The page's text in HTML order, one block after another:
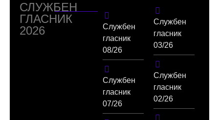
СЛУЖБЕН
ГЛАСНИК
2026
Службен
гласник
08/26
Службен
гласник
07/26
Службен
гласник
03/26
Службен
гласник
02/26